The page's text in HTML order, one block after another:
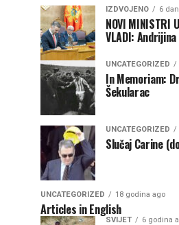
IZDVOJENO 6
NOVI MINISTRI
VLADI:
UNCATEGORIZED
In Memoriam:
Šekularac
UNCATEGORIZED
Slučaj Carine
UNCATEGORIZED 18 godina ago
Articles in English
SVIJET 6 godina